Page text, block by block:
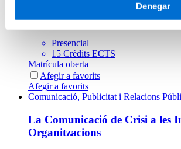
Denegar
Expert en Intel·ligència
Música
Presencial
15 Crèdits ECTS
Matrícula oberta
Afegir a favorits
Afegir a favorits
Comunicació, Publicitat i Relacions
La Comunicació de Crisi a les
Organitzacions